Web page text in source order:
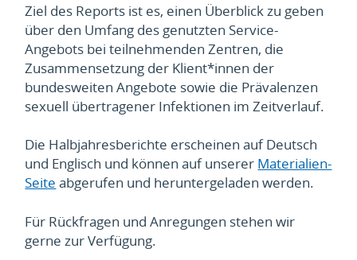
Ziel des Reports ist es, einen Überblick zu geben
über den Umfang des genutzten Service-
Angebots bei teilnehmenden Zentren, die
Zusammensetzung der Klient*innen der
bundesweiten Angebote sowie die Prävalenzen
sexuell übertragener Infektionen im Zeitverlauf.
Die Halbjahresberichte erscheinen auf Deutsch
und Englisch und können auf unserer Materialien-
Seite abgerufen und heruntergeladen werden.
Für Rückfragen und Anregungen stehen wir
gerne zur Verfügung.